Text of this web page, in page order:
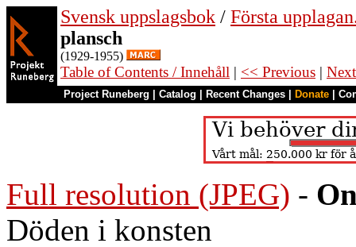
Svensk uppslagsbok / Första
plansch
(1929-1955)
Table of Contents / Innehåll | << Previous |
Project Runeberg Catalog Recent Changes Donate
Full resolution (JPEG) -
Döden i konsten